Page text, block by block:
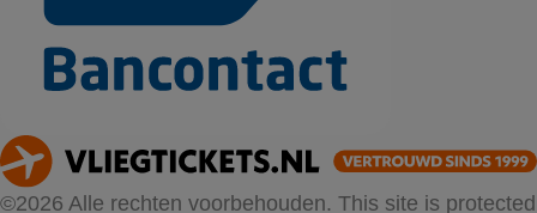
©2026 Alle rechten voorbehouden. This site is protected